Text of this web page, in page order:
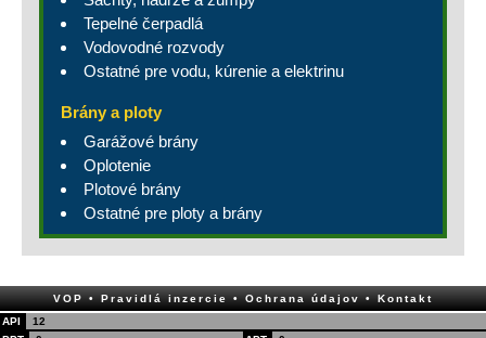
Tepelné čerpadlá
Vodovodné rozvody
Ostatné pre vodu, kúrenie a elektrinu
Brány a ploty
Garážové brány
Oplotenie
Plotové brány
Ostatné pre ploty a brány
VOP • Pravidlá inzercie • Ochrana údajov • Kontakt
API
12